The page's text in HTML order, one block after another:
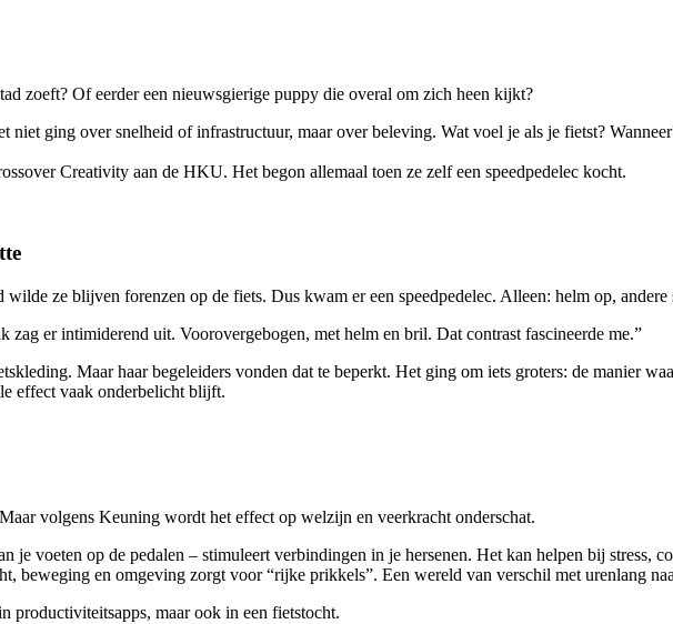
zoeft? Of eerder een nieuwsgierige puppy die overal om zich heen kijkt?
ging over snelheid of infrastructuur, maar over beleving. Wat voel je als je fietst?
Creativity aan de HKU. Het begon allemaal toen ze zelf een speedpedelec kocht.
ze blijven forenzen op de fiets. Dus kwam er een speedpedelec. Alleen: helm op,
zag er intimiderend uit. Voorovergebogen, met helm en bril. Dat contrast fascineerde me.”
Maar haar begeleiders vonden dat te beperkt. Het ging om iets groters: de manier
effect vaak onderbelicht blijft.
volgens Keuning wordt het effect op welzijn en veerkracht onderschat.
je voeten op de pedalen – stimuleert verbindingen in je hersenen. Het kan helpen bij stress,
beweging en omgeving zorgt voor “rijke prikkels”. Een wereld van verschil met urenlang
productiviteitsapps, maar ook in een fietstocht.